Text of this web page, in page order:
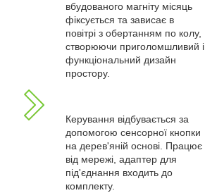
вбудованого магніту місяць
фіксується та зависає в
повітрі з обертанням по колу,
створюючи приголомшливий і
функціональний дизайн
простору.
Керування відбувається за
допомогою сенсорної кнопки
на дерев'яній основі. Працює
від мережі, адаптер для
під'єднання входить до
комплекту.